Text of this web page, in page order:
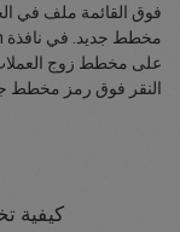
فوق القائمة ملف في
على مخطط زوج
النقر فوق رمز مخطط
كيفية